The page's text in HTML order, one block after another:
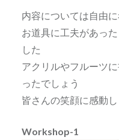
内容については自由
お道具に工夫があっ
した
アクリルやフルーツ
ったでしょう
皆さんの笑顔に感動
Workshop-1